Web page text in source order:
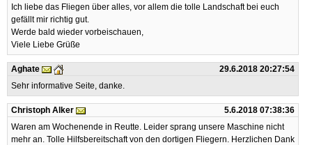
Ich liebe das Fliegen über alles, vor allem die tolle Landschaft bei euch
gefällt mir richtig gut.
Werde bald wieder vorbeischauen,
Viele Liebe Grüße
Aghate
29.6.2018 20:27:54
Sehr informative Seite, danke.
Christoph Alker
5.6.2018 07:38:36
Waren am Wochenende in Reutte. Leider sprang unsere Maschine nicht
mehr an. Tolle Hilfsbereitschaft von den dortigen Fliegern. Herzlichen Dank